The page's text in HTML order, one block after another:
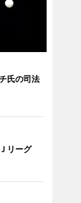
氏の司法
リーグ